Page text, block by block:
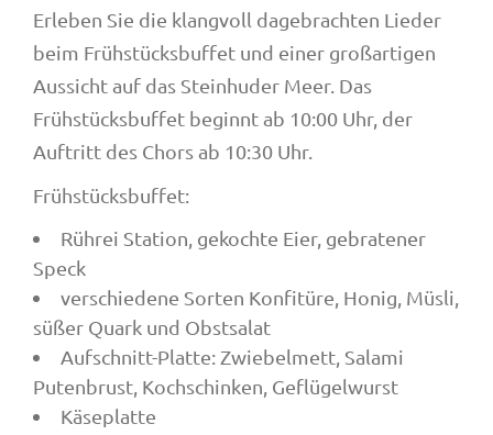
Erleben Sie die klangvoll dagebrachten Lieder
beim Frühstücksbuffet und einer großartigen
Aussicht auf das Steinhuder Meer. Das
Frühstücksbuffet beginnt ab 10:00 Uhr, der
Auftritt des Chors ab 10:30 Uhr.
Frühstücksbuffet:
Rührei Station, gekochte Eier, gebratener
Speck
verschiedene Sorten Konfitüre, Honig, Müsli,
süßer Quark und Obstsalat
Aufschnitt-Platte: Zwiebelmett, Salami
Putenbrust, Kochschinken, Geflügelwurst
Käseplatte